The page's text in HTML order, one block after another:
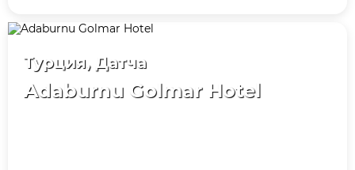
Турция, Датча
Adaburnu Golmar Hotel